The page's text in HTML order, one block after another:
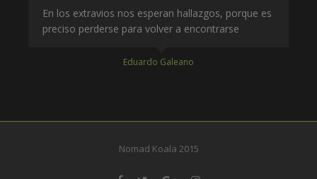
En los extravios nos esperan hallazgos, porque es
preciso perderse para volver a encontrarse
Eduardo Galeano
Nomad Koala 2015